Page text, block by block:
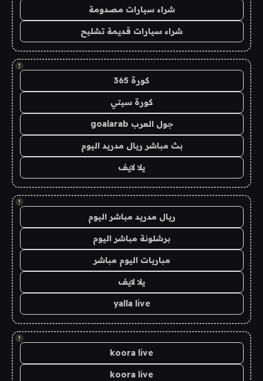
شراء سيارات مصدومة
شراء سيارات قديمة تشليح
!
كورة 365
كورة سيتي
جول العرب goalarab
بث مباشر ريال مدريد اليوم
يلا لايف
!
ريال مدريد مباشر اليوم
برشلونة مباشر اليوم
مباريات اليوم مباشر
يلا لايف
yalla live
!
koora live
koora live